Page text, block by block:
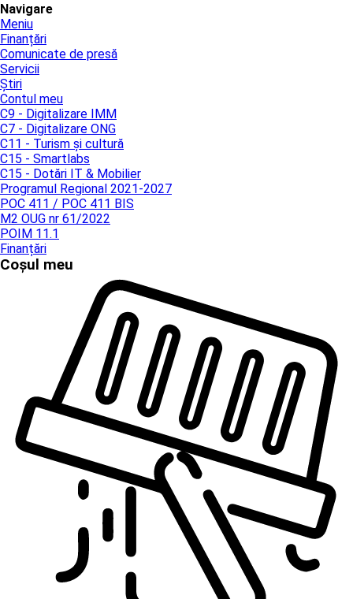
Navigare
Meniu
Finanțări
Comunicate de presă
Servicii
Știri
Contul meu
C9 - Digitalizare IMM
C7 - Digitalizare ONG
C11 - Turism și cultură
C15 - Smartlabs
C15 - Dotări IT & Mobilier
Programul Regional 2021-2027
POC 411 / POC 411 BIS
M2 OUG nr 61/2022
POIM 11.1
Finanțări
Coșul meu